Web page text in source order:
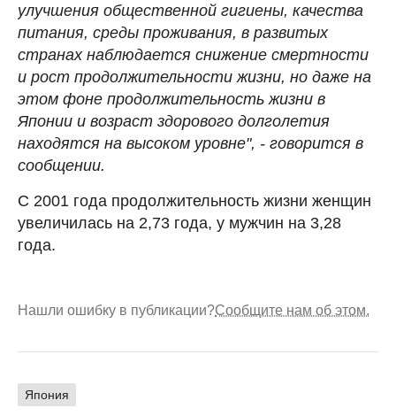
улучшения общественной гигиены, качества
питания, среды проживания, в развитых
странах наблюдается снижение смертности
и рост продолжительности жизни, но даже на
этом фоне продолжительность жизни в
Японии и возраст здорового долголетия
находятся на высоком уровне", - говорится в
сообщении.
С 2001 года продолжительность жизни женщин
увеличилась на 2,73 года, у мужчин на 3,28
года.
Нашли ошибку в публикации?Сообщите нам об этом.
Япония